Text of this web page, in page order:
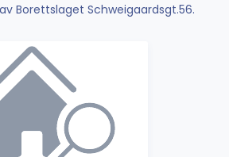
Borettslaget Schweigaardsgt.56.